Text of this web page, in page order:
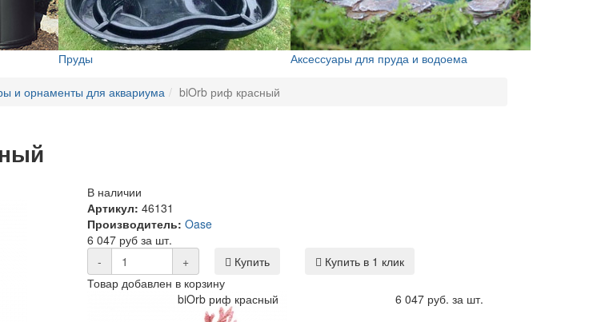
Пруды
Аксессуары для пруда и водоема
и орнаменты для аквариума biOrb риф красный
В наличии
Артикул: 46131
Производитель: Oase
6 047 руб за шт.
-
+ Купить
Купить в 1 клик
Товар добавлен в корзину
biOrb риф красный
6 047 руб. за шт.